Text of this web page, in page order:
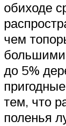
обиходе
чем
большими
до 5%
тем, что
поленья